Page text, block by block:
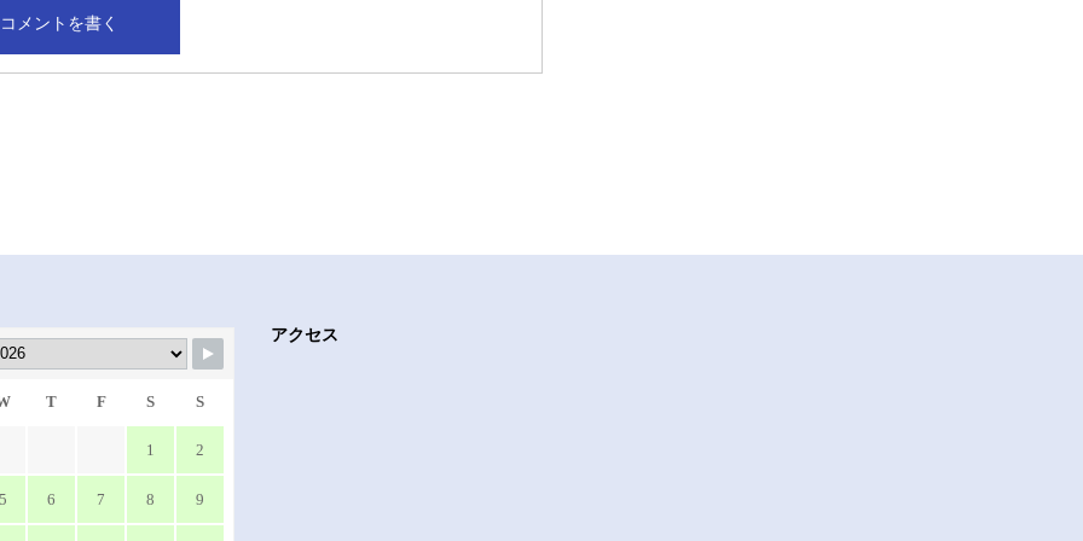
T F S S
1 2
5 6 7 8 9
アクセス